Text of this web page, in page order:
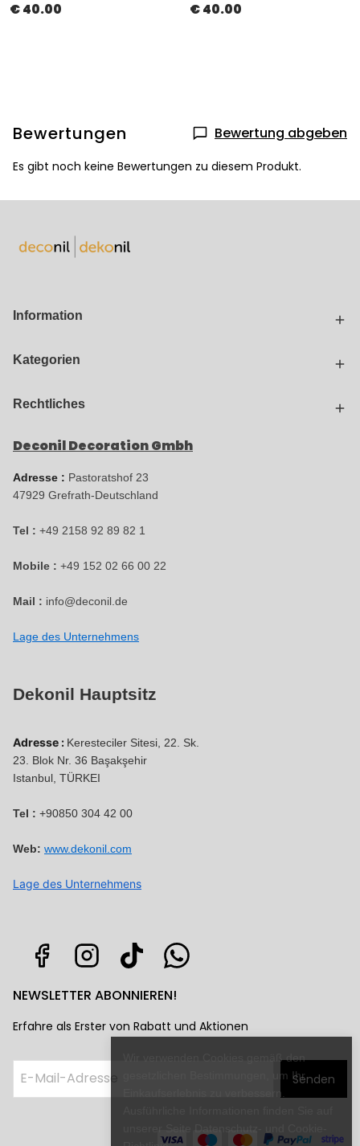
Wir verwenden Cookies gemäß den
gesetzlichen Bestimmungen, um Ihr
Einkaufserlebnis zu verbessern.
€ 40.00 € 40.00
Bewertungen Bewertung abgeben
Es gibt noch keine Bewertungen zu diesem Produkt.
Information
Kategorien
Rechtliches
Deconil Decoration Gmbh
Adresse : Pastoratshof 23
47929 Grefrath-Deutschland
Tel : +49 2158 92 89 82 1
Mobile : +49 152 02 66 00 22
Mail : info@deconil.de
Lage des Unternehmens
Dekonil Hauptsitz
Adresse : Keresteciler Sitesi, 22. Sk.
23. Blok Nr. 36 Başakşehir
Istanbul, TÜRKEI
Tel : +90850 304 42 00
Web: www.dekonil.com
Lage des Unternehmens
NEWSLETTER ABONNIEREN!
Erfahre als Erster von Rabatt und Aktionen
Senden